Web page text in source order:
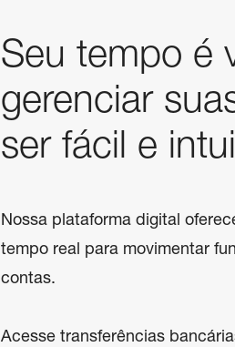
Seu tempo é
gerenciar
ser fácil e
Nossa plataforma digital
tempo real para movimentar
contas.
Acesse transferências